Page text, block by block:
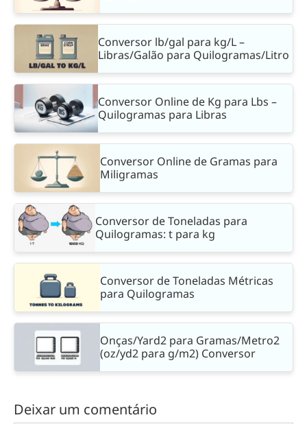
Conversor lb/gal para kg/L –
Libras/Galão para Quilogramas/Litro
Conversor Online de Kg para Lbs –
Quilogramas para Libras
Conversor Online de Gramas para
Miligramas
Conversor de Toneladas para
Quilogramas: t para kg
Conversor de Toneladas Métricas
para Quilogramas
Onças/Yard2 para Gramas/Metro2
(oz/yd2 para g/m2) Conversor
Deixar um comentário